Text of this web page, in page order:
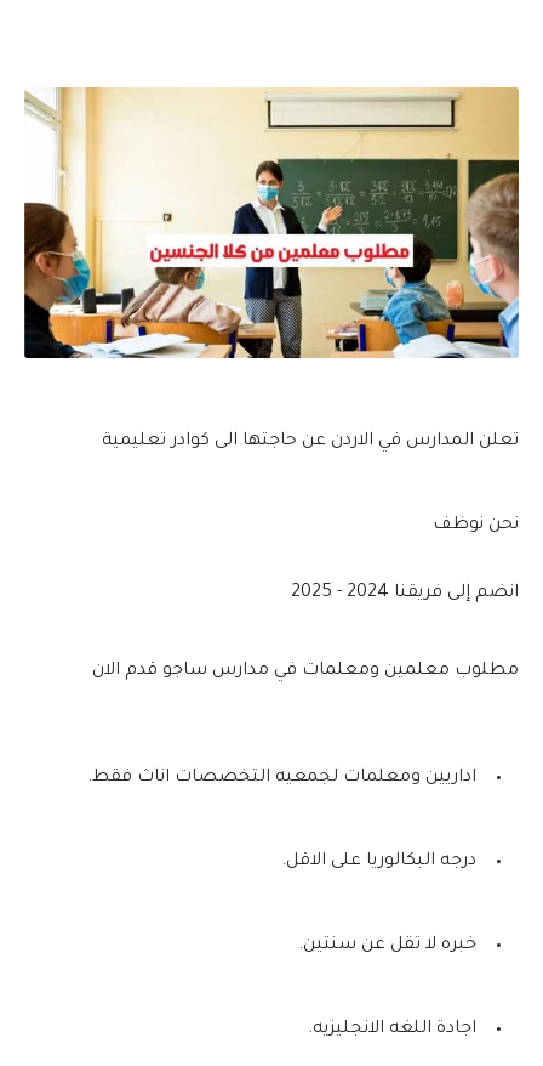
تعلن المدارس في الاردن عن حاجتها الى كوادر تعليمية
نحن نوظف
انضم إلى فريقنا 2024 - 2025
مطلوب معلمين ومعلمات في مدارس ساجو قدم الان
اداريين ومعلمات لجمعيه التخصصات اناث فقط.
درجه البكالوريا على الاقل.
خبره لا تقل عن سنتين.
اجادة اللغه الانجليزيه.